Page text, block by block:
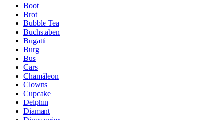
Boot
Brot
Bubble Tea
Buchstaben
Bugatti
Burg
Bus
Cars
Chamäleon
Clowns
Cupcake
Delphin
Diamant